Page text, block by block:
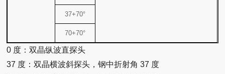
37+70°
70+70°
0 度：双晶纵波直探头
37 度：双晶横波斜探头，钢中折射角 37 度